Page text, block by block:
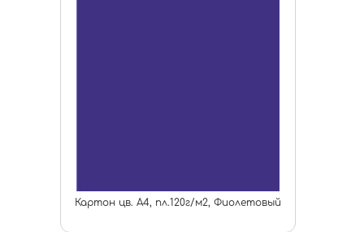
Картон цв. А4, пл.120г/м2, Фиолетовый